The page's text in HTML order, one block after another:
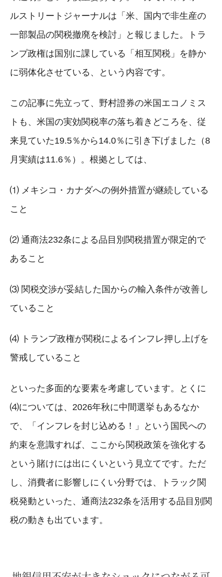
ルストリートジャーナルは「米、国内で非生産の
一部製品の関税撤廃を検討」と報じました。トラ
ンプ政権は国別に課している「相互関税」を静か
に弱体化させている、という内容です。
この記事に先立って、野村證券の米国エコノミス
トも、米国の実効関税率の落ち着きどころを、従
来見ていた19.5％から14.0％に引き下げました（8
月実績は11.6％）。根拠としては、
⑴ メキシコ・カナダへの例外措置が継続している
こと
⑵ 通商法232条による品目別関税措置が限定的で
あること
⑶ 関税交渉が妥結した国からの輸入条件が改善し
ていること
⑷ トランプ政権が関税によるインフレ押し上げを
警戒していること
といった多面的な要素を考慮しています。とくに
⑷については、2026年秋に中間選挙もあるなか
で、「インフレを封じ込める！」という国民への
約束を意識すれば、ここから関税政策を強化する
という賭けには出にくいという見立てです。ただ
し、消費者に影響しにくい分野では、トラック関
税発動といった、通商法232条を活用する品目別関
税の動きも出ています。